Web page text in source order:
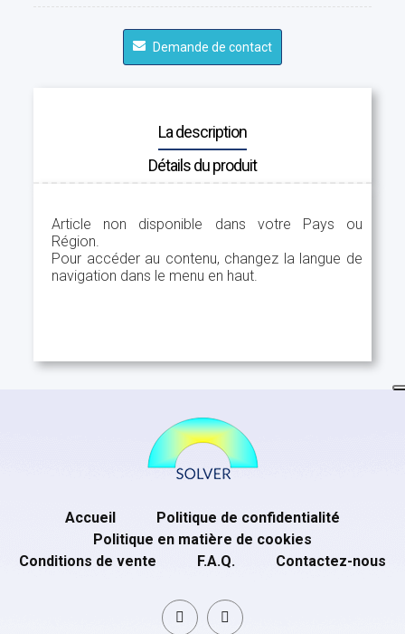
Demande de contact
La description
Détails du produit
Article non disponible dans votre Pays ou
Région.
Pour accéder au contenu, changez la langue de
navigation dans le menu en haut.
Accueil
Politique de confidentialité
Politique en matière de cookies
Conditions de vente
F.A.Q. Contactez-nous